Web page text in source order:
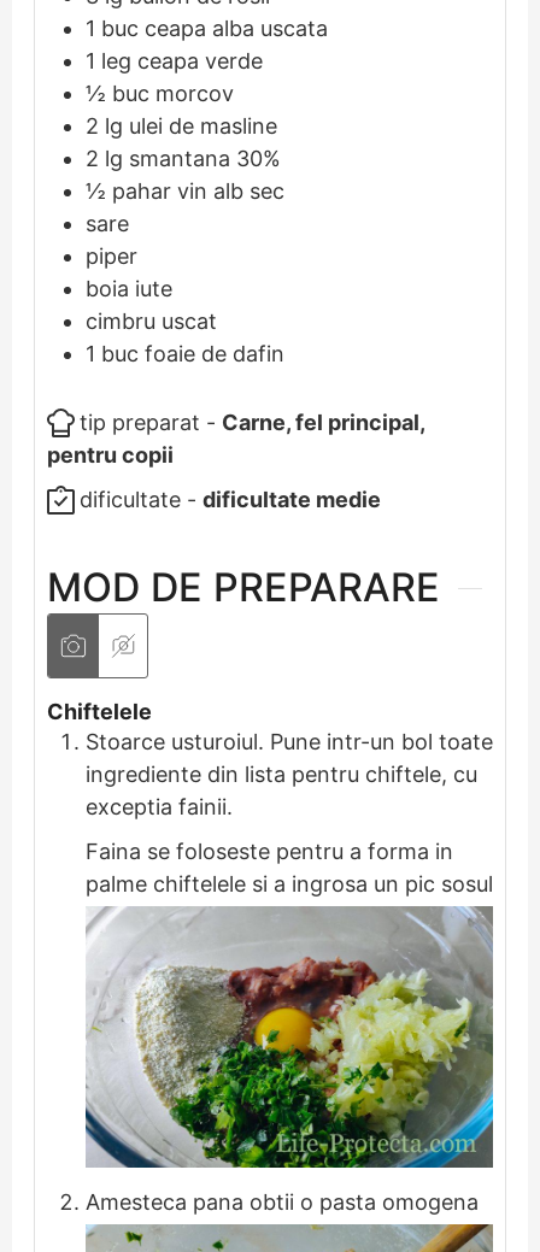
1 buc ceapa alba uscata
1 leg ceapa verde
½ buc morcov
2 lg ulei de masline
2 lg smantana 30%
½ pahar vin alb sec
sare
piper
boia iute
cimbru uscat
1 buc foaie de dafin
tip preparat - Carne, fel principal,
pentru copii
dificultate -dificultate medie
MOD DE PREPARARE
Chiftelele
Stoarce usturoiul. Pune intr-un bol toate
ingrediente din lista pentru chiftele, cu
exceptia fainii.
Faina se foloseste pentru a forma in
palme chiftelele si a ingrosa un pic sosul
Amesteca pana obtii o pasta omogena